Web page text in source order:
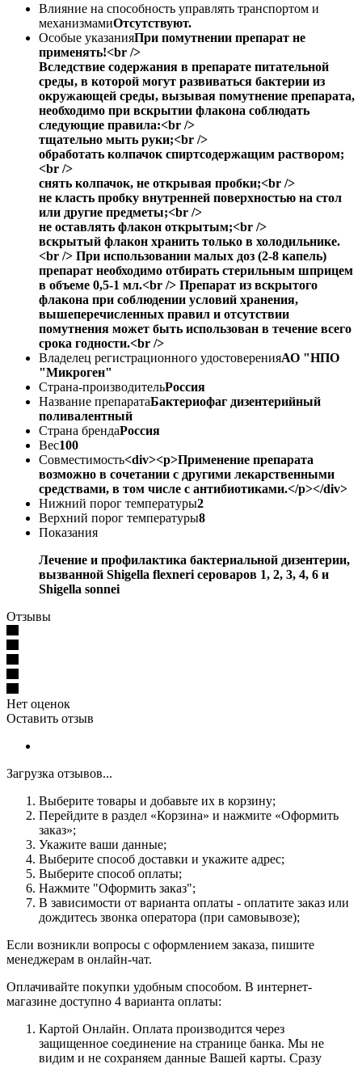
Влияние на способность управлять транспортом и
механизмамиОтсутствуют.
Особые указанияПри помутнении препарат не
применять!<br />
Вследствие содержания в препарате питательной
среды, в которой могут развиваться бактерии из
окружающей среды, вызывая помутнение препарата,
необходимо при вскрытии флакона соблюдать
следующие правила:<br />
тщательно мыть руки;<br />
обработать колпачок спиртсодержащим раствором;
<br />
снять колпачок, не открывая пробки;<br />
не класть пробку внутренней поверхностью на стол
или другие предметы;<br />
не оставлять флакон открытым;<br />
вскрытый флакон хранить только в холодильнике.
<br /> При использовании малых доз (2-8 капель)
препарат необходимо отбирать стерильным шприцем
в объеме 0,5-1 мл.<br /> Препарат из вскрытого
флакона при соблюдении условий хранения,
вышеперечисленных правил и отсутствии
помутнения может быть использован в течение всего
срока годности.<br />
Владелец регистрационного удостоверенияАО "НПО
"Микроген"
Страна-производительРоссия
Название препаратаБактериофаг дизентерийный
поливалентный
Страна брендаРоссия
Вес100
Совместимость<div><p>Применение препарата
возможно в сочетании с другими лекарственными
средствами, в том числе с антибиотиками.</p></div>
Нижний порог температуры2
Верхний порог температуры8
Показания
Лечение и профилактика бактериальной дизентерии,
вызванной Shigella flexneri сероваров 1, 2, 3, 4, 6 и
Shigella sonnei
Отзывы
Нет оценок
Оставить отзыв
Загрузка отзывов...
Выберите товары и добавьте их в корзину;
Перейдите в раздел «Корзина» и нажмите «Оформить
заказ»;
Укажите ваши данные;
Выберите способ доставки и укажите адрес;
Выберите способ оплаты;
Нажмите "Оформить заказ";
В зависимости от варианта оплаты - оплатите заказ или
дождитесь звонка оператора (при самовывозе);
Если возникли вопросы с оформлением заказа, пишите
менеджерам в онлайн-чат.
Оплачивайте покупки удобным способом. В интернет-
магазине доступно 4 варианта оплаты:
Картой Онлайн. Оплата производится через
защищенное соединение на странице банка. Мы не
видим и не сохраняем данные Вашей карты. Сразу